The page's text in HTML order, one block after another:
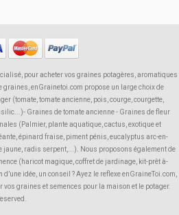
pour acheter vos graines potagères, aromatiques
graines, enGrainetoi.com propose un large choix de
(tomate, tomate ancienne, pois, courge, courgette,
Graines de tomate ancienne - Graines de fleur
(Palmier, plante aquatique, cactus, exotique et
épinard fraise, piment pénis, eucalyptus arc-en-
jaune, radis serpent,...). Nous proposons également de
(haricot magique, coffret de jardinage, kit-prêt à-
idée, un conseil ? Ayez le reflexe enGraineToi.com,
graines et semences pour la maison et le potager.